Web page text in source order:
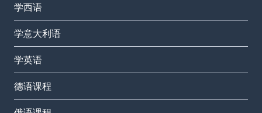
学西语
学意大利语
学英语
德语课程